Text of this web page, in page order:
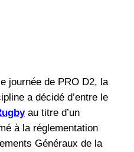
journée de PRO D2, la
a décidé d’entre le
au titre d’un
à la réglementation
Généraux de la